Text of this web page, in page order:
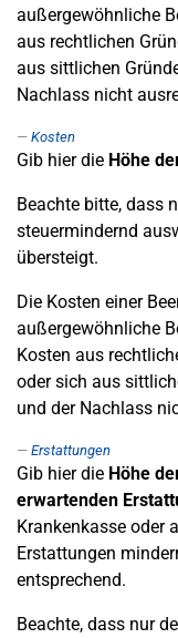
außergewöhnliche
aus rechtlichen
aus sittlichen
Nachlass nicht
Kosten
Gib hier die Höhe
Beachte bitte, dass
steuermindernd
übersteigt.
Die Kosten einer
außergewöhnliche
Kosten aus
oder sich aus
und der Nachlass
Erstattungen
Gib hier die Höhe
erwartenden
Krankenkasse oder
Erstattungen
entsprechend.
Beachte, dass nur